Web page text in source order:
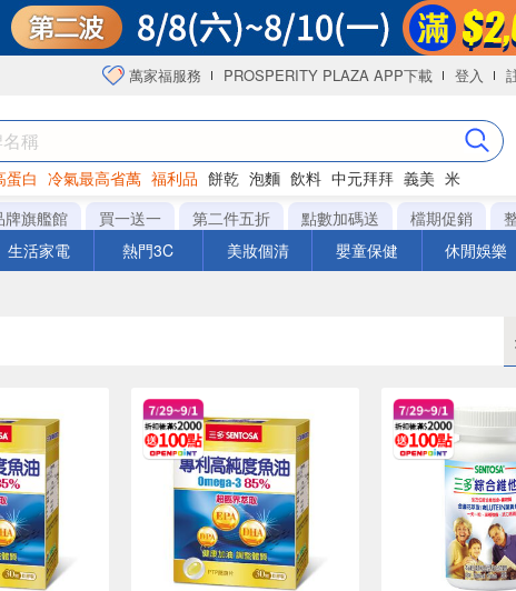
萬家福服務 PROSPERITY PLAZA APP下載 登入
蛋白 冷氣最高省萬 福利品 餅乾 泡麵 飲料 中元拜拜 義美 米
牌旗艦館 買一送一 第二件五折 點數加碼送 檔期促銷
生活家電 熱門3C 美妝個清 嬰童保健 休閒娛樂